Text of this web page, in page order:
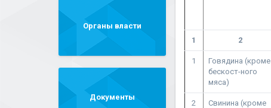
Органы власти
Документы
1 2
1
Говядина (кроме
бескост-ного
мяса)
2
Свинина (кроме